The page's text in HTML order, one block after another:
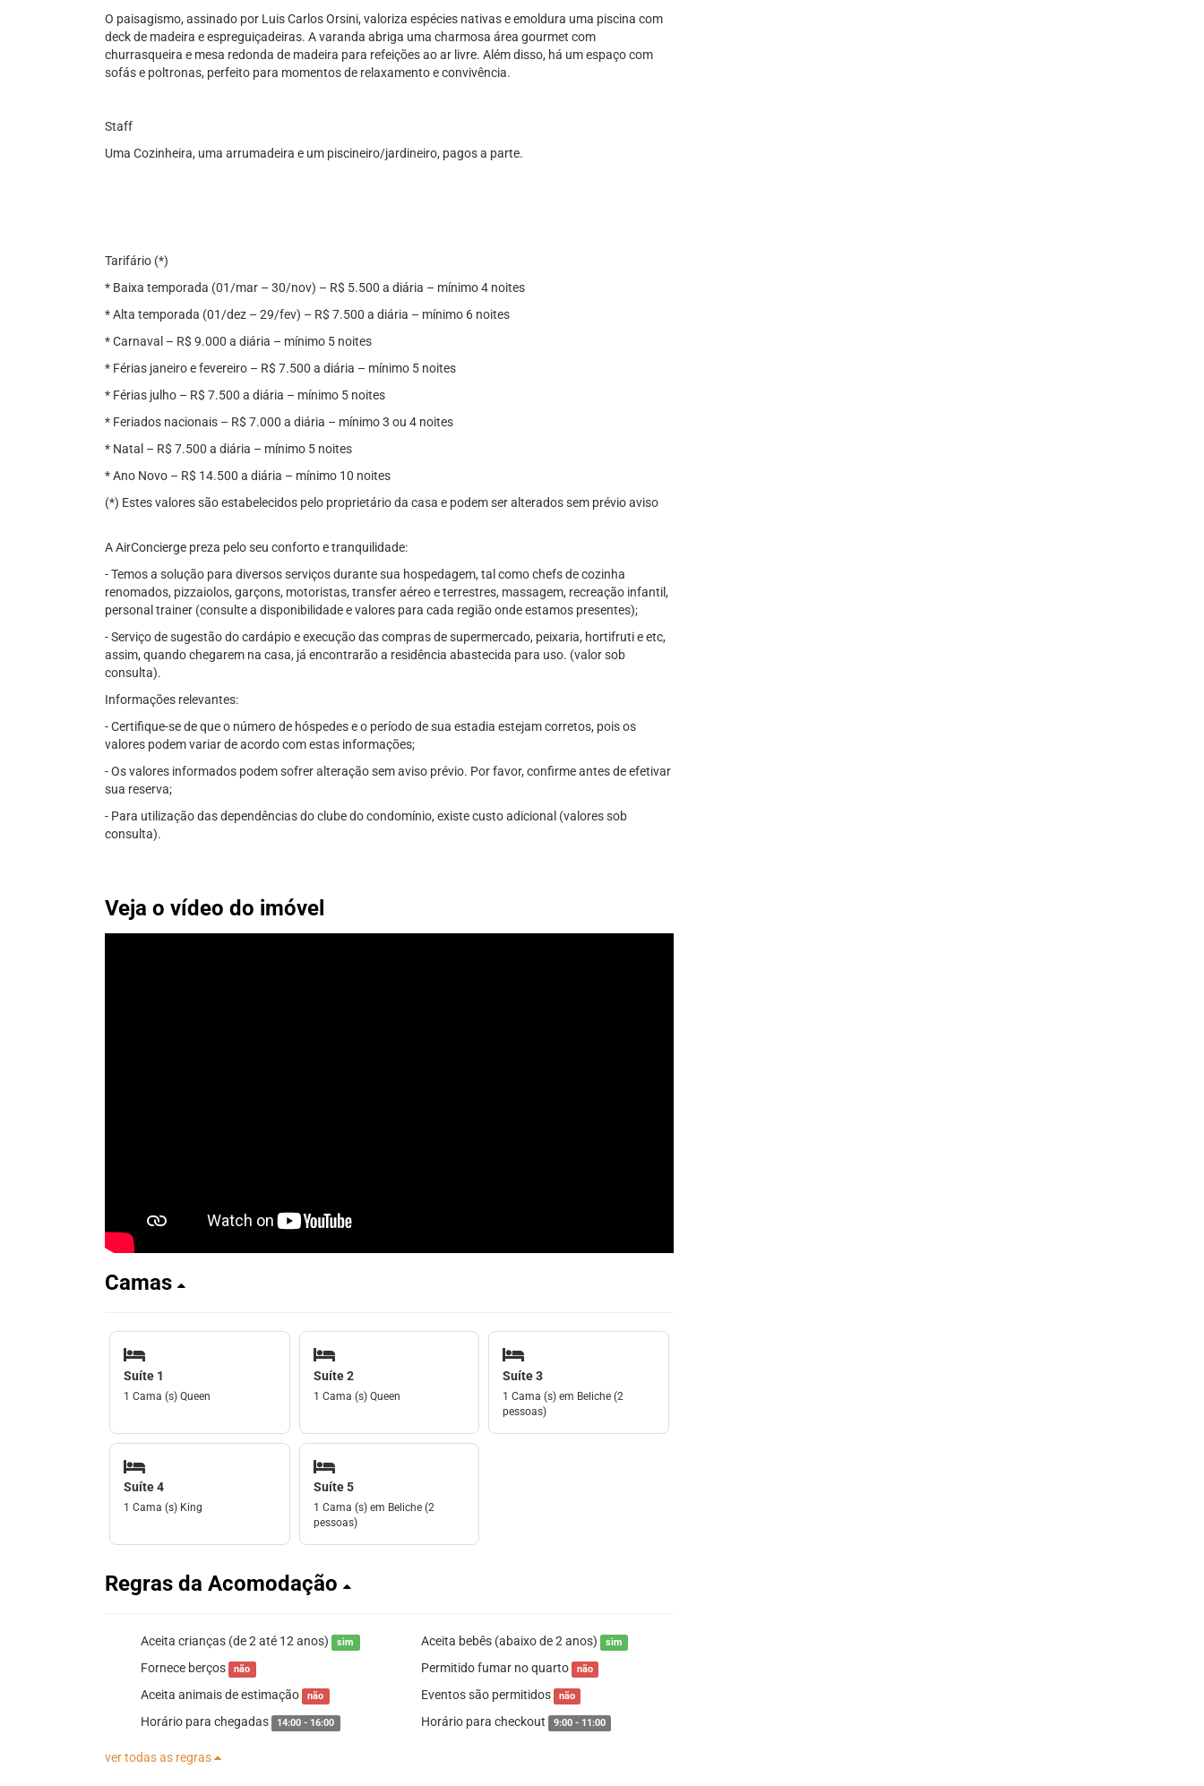
O paisagismo, assinado por Luis Carlos Orsini, valoriza espécies nativas e emoldura uma piscina com
deck de madeira e espreguiçadeiras. A varanda abriga uma charmosa área gourmet com
churrasqueira e mesa redonda de madeira para refeições ao ar livre. Além disso, há um espaço com
sofás e poltronas, perfeito para momentos de relaxamento e convivência.
Staff
Uma Cozinheira, uma arrumadeira e um piscineiro/jardineiro, pagos a parte.
Tarifário (*)
* Baixa temporada (01/mar – 30/nov) – R$ 5.500 a diária – mínimo 4 noites
* Alta temporada (01/dez – 29/fev) – R$ 7.500 a diária – mínimo 6 noites
* Carnaval – R$ 9.000 a diária – mínimo 5 noites
* Férias janeiro e fevereiro – R$ 7.500 a diária – mínimo 5 noites
* Férias julho – R$ 7.500 a diária – mínimo 5 noites
* Feriados nacionais – R$ 7.000 a diária – mínimo 3 ou 4 noites
* Natal – R$ 7.500 a diária – mínimo 5 noites
* Ano Novo – R$ 14.500 a diária – mínimo 10 noites
(*) Estes valores são estabelecidos pelo proprietário da casa e podem ser alterados sem prévio aviso
A AirConcierge preza pelo seu conforto e tranquilidade:
- Temos a solução para diversos serviços durante sua hospedagem, tal como chefs de cozinha
renomados, pizzaiolos, garçons, motoristas, transfer aéreo e terrestres, massagem, recreação infantil,
personal trainer (consulte a disponibilidade e valores para cada região onde estamos presentes);
- Serviço de sugestão do cardápio e execução das compras de supermercado, peixaria, hortifruti e etc,
assim, quando chegarem na casa, já encontrarão a residência abastecida para uso. (valor sob
consulta).
Informações relevantes:
- Certifique-se de que o número de hóspedes e o período de sua estadia estejam corretos, pois os
valores podem variar de acordo com estas informações;
- Os valores informados podem sofrer alteração sem aviso prévio. Por favor, confirme antes de efetivar
sua reserva;
- Para utilização das dependências do clube do condomínio, existe custo adicional (valores sob
consulta).
Veja o vídeo do imóvel
Camas
Suíte 1
1 Cama (s) Queen
Suíte 2
1 Cama (s) Queen
Suíte 3
1 Cama (s) em Beliche (2
pessoas)
Suíte 4
1 Cama (s) King
Suíte 5
1 Cama (s) em Beliche (2
pessoas)
Regras da Acomodação
Aceita crianças (de 2 até 12 anos) sim Aceita bebês (abaixo de 2 anos) sim
Fornece berços não Permitido fumar no quarto não
Aceita animais de estimação não Eventos são permitidos não
Horário para chegadas 14:00 - 16:00 Horário para checkout 9:00 - 11:00
ver todas as regras